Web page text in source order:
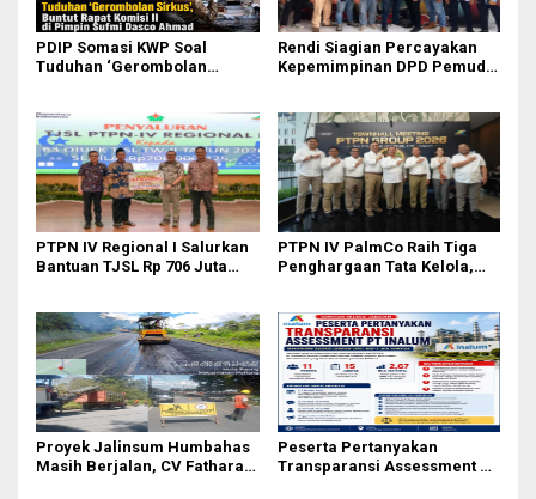
PDIP Somasi KWP Soal
Tuduhan ‘Gerombolan
Ahmad
Rendi Siagian Percayakan
Kepemimpinan DPD Pemuda
PTPN IV Regional I Salurkan
Bantuan TJSL Rp 706 Juta
PTPN IV PalmCo Raih Tiga
Penghargaan Tata Kelola,
Proyek Jalinsum Humbahas
Masih Berjalan, CV Fathara
Peserta Pertanyakan
Transparansi Assessment PT